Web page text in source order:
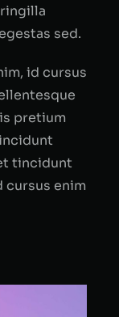
sed.
id cursus
pretium
tincidunt
cursus enim